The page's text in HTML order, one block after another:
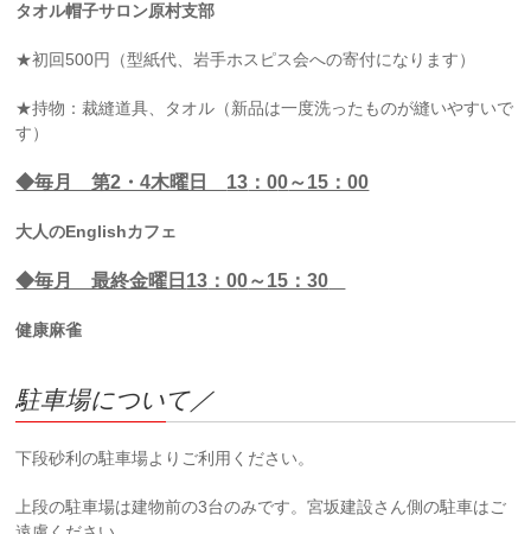
タオル帽子サロン原村支部
★初回500円（型紙代、岩手ホスピス会への寄付になります）
★持物：裁縫道具、タオル（新品は一度洗ったものが縫いやすいで
す）
◆毎月 第2・4木曜日 13 ：00～15：00
大人のEnglishカフェ
◆毎月 最終金曜日 13 ：00～15：30
健康麻雀
駐車場について／
下段砂利の駐車場よりご利用ください。
上段の駐車場は建物前の3台のみです。宮坂建設さん側の駐車はご